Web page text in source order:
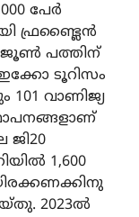
പേര്‍
ഫ്രണ്ട്ലൈന്‍
ജൂണ്‍ പത്തിന്
ടൂറിസം
101 വാണിജ്യ
ജി20
1,600
2023ല്‍